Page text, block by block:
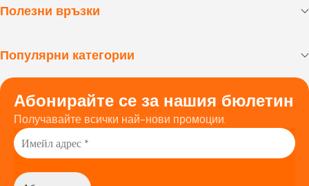
Полезни връзки
Популярни категории
Абонирайте се за нашия бюлетин
Получавайте всички най-нови промоции.